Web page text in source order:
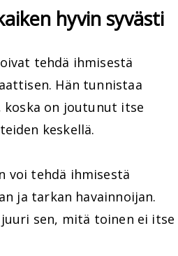
hyvin syvästi
tehdä ihmisestä
Hän tunnistaa
koska on joutunut itse
keskellä.
voi tehdä ihmisestä
ja tarkan havainnoijan.
juuri sen, mitä toinen ei itse